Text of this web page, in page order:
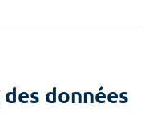
données